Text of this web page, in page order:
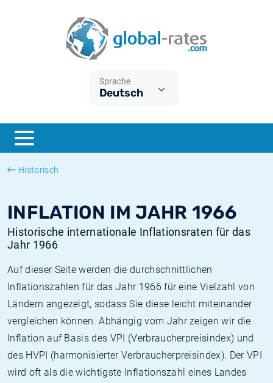
Sprache
Deutsch
Historisch
INFLATION IM JAHR 1966
Historische internationale Inflationsraten für das
Jahr 1966
Auf dieser Seite werden die durchschnittlichen
Inflationszahlen für das Jahr 1966 für eine Vielzahl von
Ländern angezeigt, sodass Sie diese leicht miteinander
vergleichen können. Abhängig vom Jahr zeigen wir die
Inflation auf Basis des VPI (Verbraucherpreisindex) und
des HVPI (harmonisierter Verbraucherpreisindex). Der VPI
wird oft als die wichtigste Inflationszahl eines Landes
ESTER
SONIA
Was ist die VPI-Inflation?
Was ist die HVPI-Inflation?
Deutsche inflation
Europäische inflation
Historische Euribor-Sätze
Historische ESTER-Sätze
Historische SOFR-Sätze
Historische SONIA-Sätze
Inflationsrechner